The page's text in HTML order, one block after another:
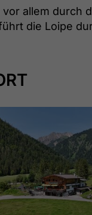
allem durch
die Loipe
am